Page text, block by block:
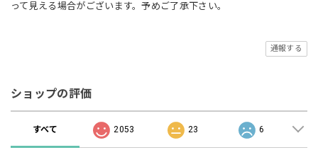
って見える場合がございます。予めご了承下さい。
通報する
ショップの評価
すべて 2053 23 6